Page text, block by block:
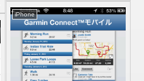
iPhone